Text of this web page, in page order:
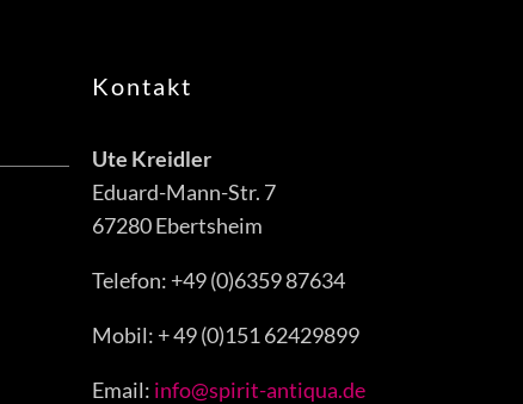
Kontakt
Ute Kreidler
Eduard-Mann-Str. 7
67280 Ebertsheim
Telefon: +49 (0)6359 87634
Mobil: + 49 (0)151 62429899
Email: info@spirit-antiqua.de